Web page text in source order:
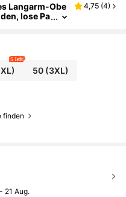
Langarm-Obe
lose Pa
4,75 (4)
5 left
50(3XL)
finden
21 Aug.